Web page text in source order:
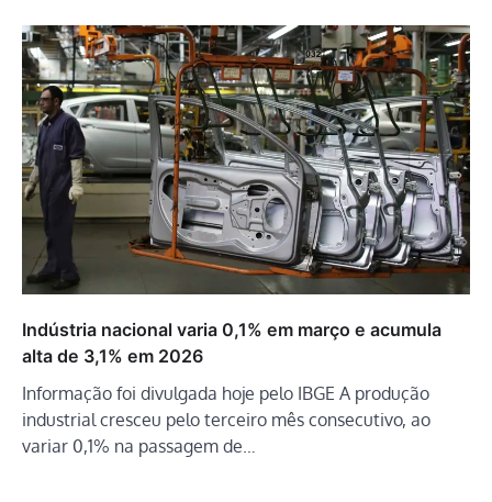
Indústria nacional varia 0,1% em março e acumula
alta de 3,1% em 2026
Informação foi divulgada hoje pelo IBGE A produção
industrial cresceu pelo terceiro mês consecutivo, ao
variar 0,1% na passagem de…